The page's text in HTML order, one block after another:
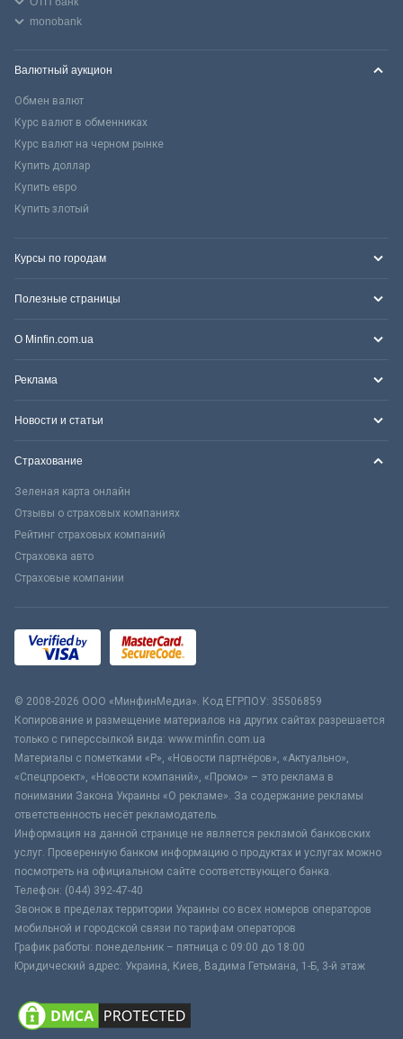
monobank
Валютный аукцион
Обмен валют
Курс валют в обменниках
Курс валют на черном рынке
Купить доллар
Купить евро
Купить злотый
Курсы по городам
Полезные страницы
О Minfin.com.ua
Реклама
Новости и статьи
Страхование
Зеленая карта онлайн
Отзывы о страховых компаниях
Рейтинг страховых компаний
Страховка авто
Страховые компании
© 2008-2026 ООО «МинфинМедиа». Код ЕГРПОУ: 35506859
Копирование и размещение материалов на других сайтах разрешается
только с гиперссылкой вида: www.minfin.com.ua
Материалы с пометками «Р», «Новости партнёров», «Актуально»,
«Спецпроект», «Новости компаний», «Промо» – это реклама в
понимании Закона Украины «О рекламе». За содержание рекламы
ответственность несёт рекламодатель.
Информация на данной странице не является рекламой банковских
услуг. Проверенную банком информацию о продуктах и услугах можно
посмотреть на официальном сайте соответствующего банка.
Телефон: (044) 392-47-40
Звонок в пределах территории Украины со всех номеров операторов
мобильной и городской связи по тарифам операторов
График работы: понедельник – пятница с 09:00 до 18:00
Юридический адрес: Украина, Киев, Вадима Гетьмана, 1-Б, 3-й этаж